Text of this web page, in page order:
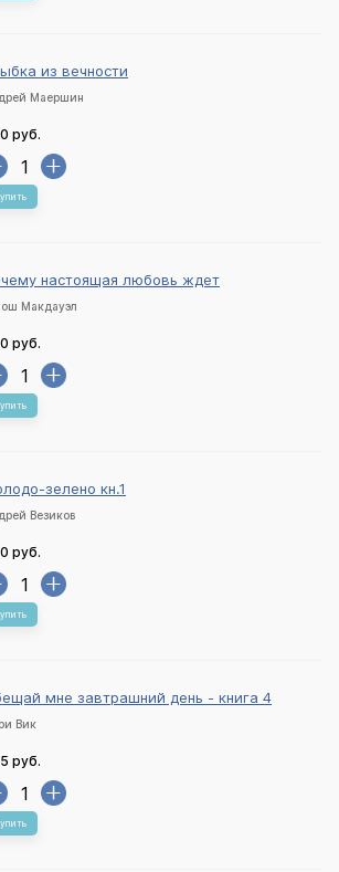
из вечности
Маершин
руб.
настоящая любовь ждет
Макдауэл
руб.
зелено кн.1
Везиков
руб.
мне завтрашний день - книга 4
Вик
руб.